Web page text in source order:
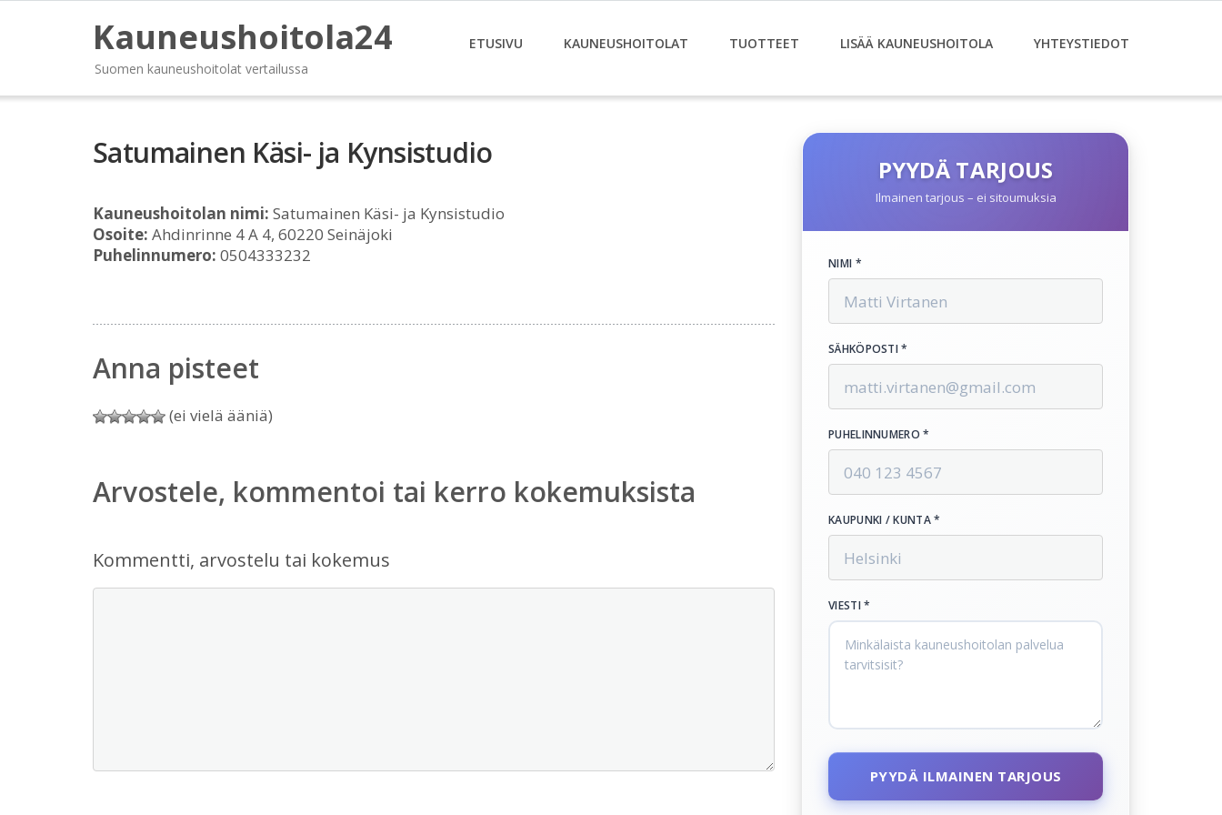
Kauneushoitola24
Suomen kauneushoitolat vertailussa
ETUSIVU KAUNEUSHOITOLAT TUOTTEET LISÄÄ KAUNEUSHOITOLA YHTEYSTIEDOT
Satumainen Käsi- ja Kynsistudio
Kauneushoitolan nimi: Satumainen Käsi- ja Kynsistudio
Osoite: Ahdinrinne 4 A 4, 60220 Seinäjoki
Puhelinnumero: 0504333232
Anna pisteet
(ei vielä ääniä)
Arvostele, kommentoi tai kerro kokemuksista
Kommentti, arvostelu tai kokemus
PYYDÄ TARJOUS
Ilmainen tarjous – ei sitoumuksia
NIMI *
SÄHKÖPOSTI *
PUHELINNUMERO *
KAUPUNKI / KUNTA *
VIESTI *
PYYDÄ ILMAINEN TARJOUS